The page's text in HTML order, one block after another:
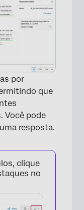
por
que
Você pode
resposta.
clique
no